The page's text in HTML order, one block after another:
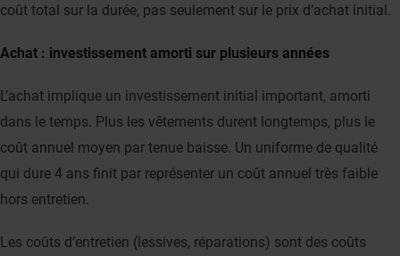
coût total sur la durée, pas seulement sur le prix d’achat initial.
Achat : investissement amorti sur plusieurs années
L’achat implique un investissement initial important, amorti
dans le temps. Plus les vêtements durent longtemps, plus le
coût annuel moyen par tenue baisse. Un uniforme de qualité
qui dure 4 ans finit par représenter un coût annuel très faible
hors entretien.
Les coûts d’entretien (lessives, réparations) sont des coûts